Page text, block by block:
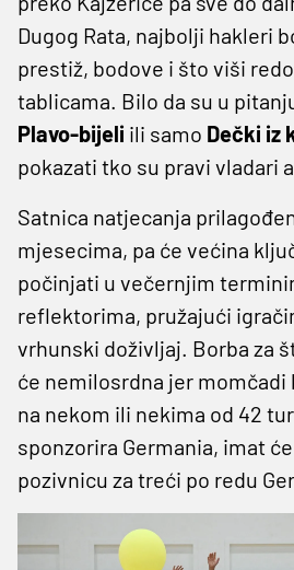
Dugog Rata, najbolji hakleri
prestiž, bodove i što viši
tablicama. Bilo da su u
Plavo-bijeli ili samo Dečki iz
pokazati tko su pravi vladari
Satnica natjecanja
mjesecima, pa će većina
počinjati u večernjim
reflektorima, pružajući
vrhunski doživljaj. Borba za
će nemilosrdna jer
na nekom ili nekima od 42
sponzorira Germania, imat
pozivnicu za treći po redu